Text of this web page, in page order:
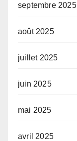
septembre 2025
août 2025
juillet 2025
juin 2025
mai 2025
avril 2025